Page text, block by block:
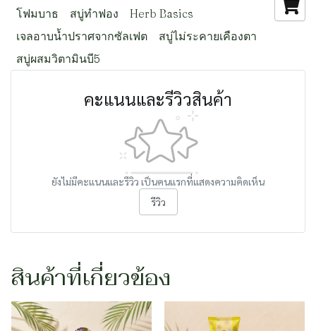
โฟมบาธ สบู่ทำฟอง
Herb Basics
เจลอาบน้ำปราศจากซัลเฟต
สบู่ไม่ระคายเคืองตา
สบู่ผสมวิตามินบี5
คะแนนและรีวิวสินค้า
ยังไม่มีคะแนนและรีวิว เป็นคนแรกที่แสดงความคิดเห็น
รีวิว
สินค้าที่เกี่ยวข้อง